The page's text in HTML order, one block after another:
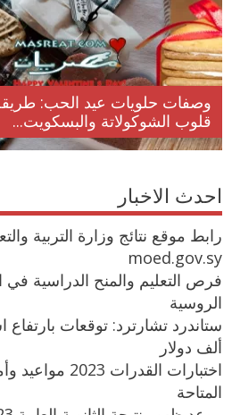
وصفات حلويات عيد الحب:
قلوب الشوكولاتة والبسكويت...
احدث الاخبار
رابط موقع نتائج وزارة التربية
moed.gov.sy
فرص التعليم والمنح الدراسية في
الروسية
ألف دولار
اختبارات
المتاحة